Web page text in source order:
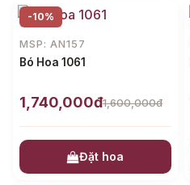
-10%
MSP: AN157
Bó Hoa 1061
1,740,000đ1,600,000đ
Đặt hoa